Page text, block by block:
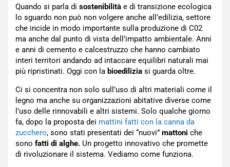
Quando si parla di sostenibilità e di transizione ecologica
lo sguardo non può non volgere anche all’edilizia, settore
che incide in modo importante sulla produzione di C02
ma anche dal punto di vista dell’impatto ambientale. Anni
e anni di cemento e calcestruzzo che hanno cambiato
interi territori andando ad intaccare equilibri naturali mai
più ripristinati. Oggi con la bioedilizia si guarda oltre.
Ci si concentra non solo sull’uso di altri materiali come il
legno ma anche su organizzazioni abitative diverse come
l’uso delle rinnovabili e altri sistemi. Solo qualche giorno
fa, dopo la proposta dei mattini fatti con la canna da
zucchero, sono stati presentati dei “nuovi” mattoni che
sono fatti di alghe. Un progetto innovativo che promette
di rivoluzionare il sistema. Vediamo come funziona.